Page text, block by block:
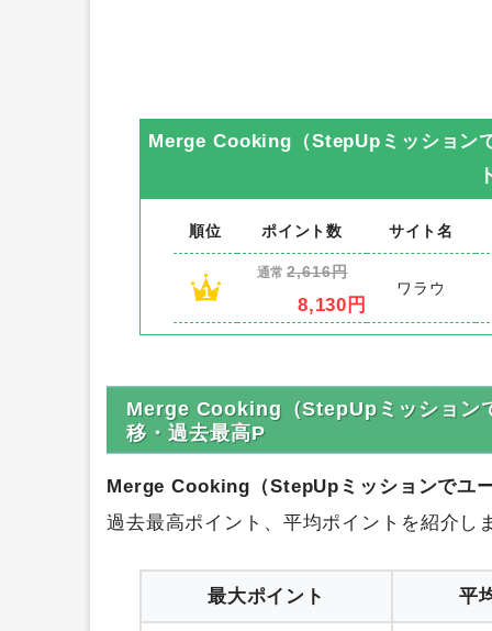
Merge Cooking（StepUpミッション
順位 ポイント数 サイト名
1
通常 2,616円
8,130円
ワラウ
Merge Cooking（StepUpミッション
移・過去最高P
Merge Cooking（StepUpミッションでユ
過去最高ポイント、平均ポイントを紹介し
最大ポイント 平